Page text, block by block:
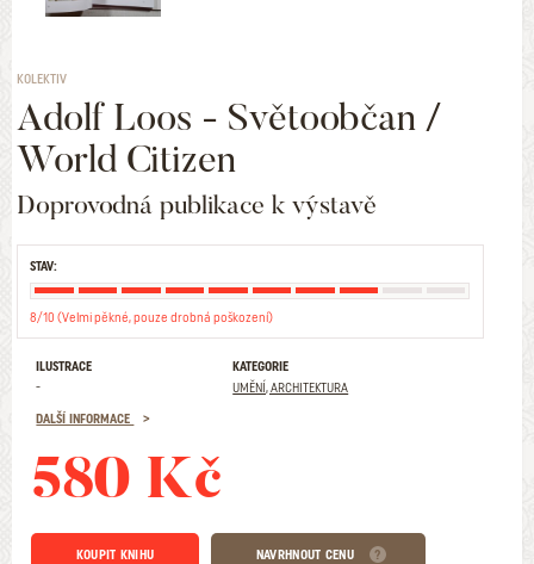
KOLEKTIV
Adolf Loos - Světoobčan /
World Citizen
Doprovodná publikace k výstavě
STAV:
8/10 (Velmi pěkné, pouze drobná poškození)
ILUSTRACE
-
KATEGORIE
UMĚNÍ, ARCHITEKTURA
DALŠÍ INFORMACE
580 Kč
KOUPIT KNIHU NAVRHNOUT CENU